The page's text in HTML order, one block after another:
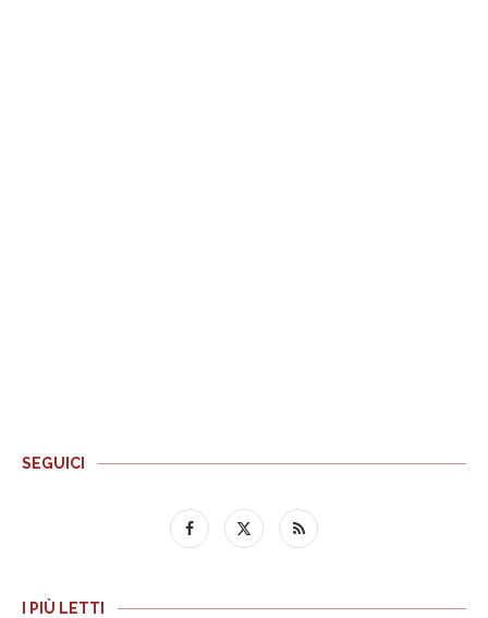
SEGUICI
I PIÙ LETTI